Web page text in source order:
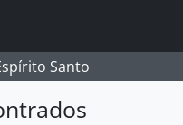
Santo